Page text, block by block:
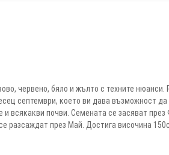
червено, бяло и жълто с техните нюанси.
септември, което ви дава възможност да
всякакви почви. Семената се засяват
разсаждат през Май. Достига височина